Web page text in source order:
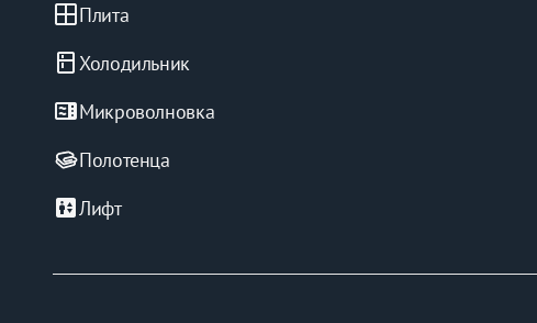
windowПлита
kitchen Холодильник
microwaveМикроволновка
Полотенца
elevatorЛифт